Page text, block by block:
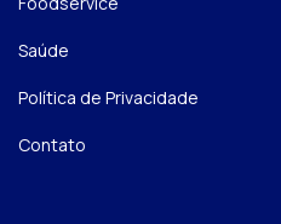
Saúde
Política de Privacidade
Contato